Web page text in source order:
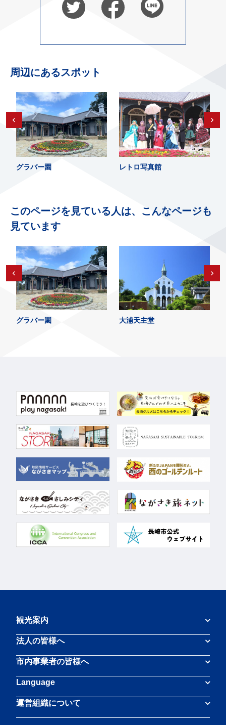
周辺にあるスポット
グラバー園 レトロ写真館
このページを見ている人は、こんなページも
見ています
グラバー園 大浦天主堂
観光案内
法人の皆様へ
市内事業者の皆様へ
Language
運営組織について